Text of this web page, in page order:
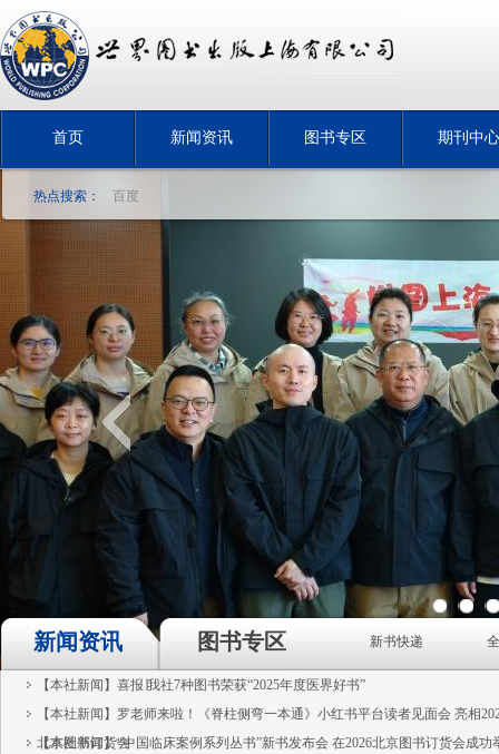
首页 新闻资讯 图书专区 期刊中心
热点搜索： 百度
1 2 3
新闻资讯 图书专区 新书快递
【本社新闻】喜报∣我社7种图书荣获“2025年度医界好书”
【本社新闻】罗老师来啦！《脊柱侧弯一本通》小红书平台读者见面会 亮相
北京图书订货会
【本社新闻】“中国临床案例系列丛书”新书发布会 在2026北京图书订货会成功